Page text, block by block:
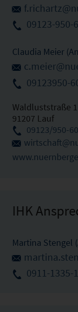
09123-950-
Claudia Meier
09123950-
Waldluststraße 1
91207 Lauf
09123/950-
IHK
Martina Stengel
0911-1335-